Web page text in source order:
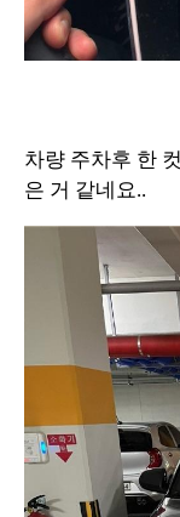
차량 주차후 한
은 거 같네요..